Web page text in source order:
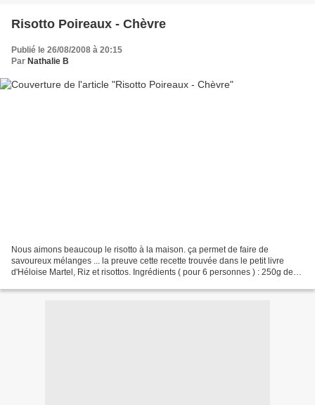
Risotto Poireaux - Chèvre
Publié le 26/08/2008 à 20:15
Par Nathalie B
Nous aimons beaucoup le risotto à la maison. ça permet de faire de
savoureux mélanges ... la preuve cette recette trouvée dans le petit livre
d'Héloise Martel, Riz et risottos. Ingrédients ( pour 6 personnes ) : 250g de